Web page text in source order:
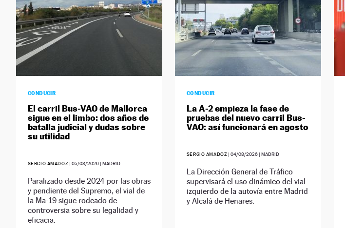
CONDUCIR
El carril Bus-VAO de Mallorca
sigue en el limbo: dos años de
batalla judicial y dudas sobre
su utilidad
SERGIO AMADOZ |05/08/2026 | MADRID
Paralizado desde 2024 por las obras
y pendiente del Supremo, el vial de
la Ma-19 sigue rodeado de
controversia sobre su legalidad y
eficacia.
CONDUCIR
La A-2 empieza la fase de
pruebas del nuevo carril Bus-
VAO: así funcionará en agosto
SERGIO AMADOZ |04/08/2026 | MADRID
La Dirección General de Tráfico
supervisará el uso dinámico del vial
izquierdo de la autovía entre Madrid
y Alcalá de Henares.